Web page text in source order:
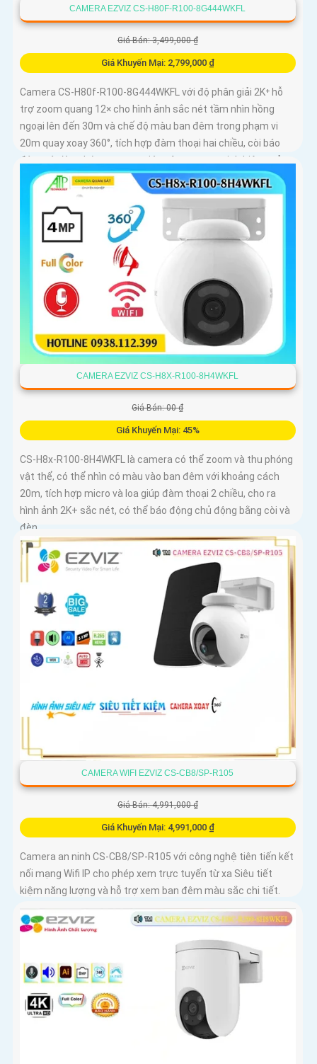
CAMERA EZVIZ CS-H80F-R100-8G444WKFL
Giá Bán: 3,499,000 ₫
Giá Khuyến Mại: 2,799,000 ₫
Camera CS-H80f-R100-8G444WKFL với độ phân giải 2K⁺ hỗ
trợ zoom quang 12× cho hình ảnh sắc nét tầm nhìn hồng
ngoại lên đến 30m và chế độ màu ban đêm trong phạm vi
20m quay xoay 360°, tích hợp đàm thoại hai chiều, còi báo
động và đèn chớp, camera giúp nâng cao an ninh hiệu quả.
Đạt chuẩn IP67 có khả năng chống bụi, nước, đảm bảo hoạt
động ổn định trong mọi điều kiện thời tiết
CAMERA EZVIZ CS-H8X-R100-8H4WKFL
Giá Bán: 00 ₫
Giá Khuyến Mại: 45%
CS-H8x-R100-8H4WKFL là camera có thể zoom và thu phóng
vật thể, có thể nhìn có màu vào ban đêm với khoảng cách
20m, tích hợp micro và loa giúp đàm thoại 2 chiều, cho ra
hình ảnh 2K+ sắc nét, có thể báo động chủ động bằng còi và
đèn
CAMERA WIFI EZVIZ CS-CB8/SP-R105
Giá Bán: 4,991,000 ₫
Giá Khuyến Mại: 4,991,000 ₫
Camera an ninh CS-CB8/SP-R105 với công nghệ tiên tiến kết
nối mạng Wifi IP cho phép xem trực tuyến từ xa Siêu tiết
kiệm năng lượng và hỗ trợ xem ban đêm màu sắc chi tiết.
CS-CB8/SP-R105 là camera an ninh sử dụng mạng điện
thoại xem từ xa qua Wifi IP